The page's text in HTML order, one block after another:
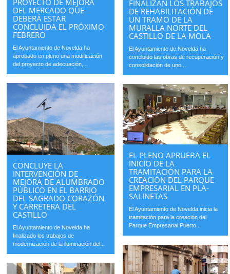
PROYECTO DE MEJORA
DEL MERCADO QUE
DEBERÁ ESTAR
CONCLUIDA EL PRÓXIMO
FEBRERO
El Ayuntamiento de Novelda ha
aprobado en pleno una modificación
del proyecto de adecuación,...
FINALIZAN LOS TRABAJOS
DE REHABILITACIÓN DE
UN TRAMO DE LA
MURALLA NORTE DEL
CASTILLO DE LA MOLA
El Ayuntamiento de Novelda ha
concluido las obras de recuperación y
consolidación de uno...
CONCLUYE LA
INTERVENCIÓN DE
MEJORA DE ALUMBRADO
PÚBLICO EN EL BARRIO
DEL SAGRADO CORAZÓN
Y CARRETERA DEL
CASTILLO
El Ayuntamiento de Novelda ha
finalizado los trabajos de
modernización de la iluminación del...
EL PLENO APRUEBA EL
INICIO DE LA
TRAMITACIÓN PARA LA
CREACIÓN DEL PARQUE
EMPRESARIAL EN PLA-
SALINETAS
El Ayuntamiento de Novelda inicia la
tramitación para la creación del
Parque Empresarial Puerto...